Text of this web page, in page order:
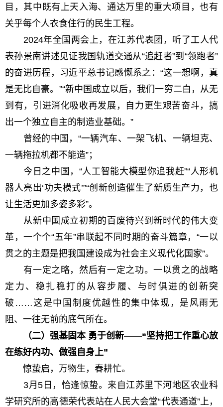
目，其中既有上天入海、通达万里的重大项目，也有
关乎每个人衣食住行的民生工程。
2024年全国两会上，在江苏代表团，听了工人代
表孙景南讲述见证我国轨道交通从“追赶者”到“领跑者”
的奋进历程，习近平总书记感慨系之：“这一想啊，真
是无比自豪。”“新中国成立以后，我们一穷二白，从无
到有，引进消化吸收再发展，自力更生艰苦奋斗，搞
出一个独立自主的制造业基础。”
曾经的中国，“一辆汽车、一架飞机、一辆坦克、
一辆拖拉机都不能造”；
今日之中国，“人工智能大模型你追我赶”“人形机
器人亮出‘功夫模式’”“创新创造催生了新质生产力，也
让生活更加多姿多彩”。
从新中国成立初期的百废待兴到新时代的伟大变
革，一个个“五年”串联起不同时期的奋斗篇章，“一以
贯之的主题是把我国建设成为社会主义现代化国家”。
有一定之略，然后有一定之功。一以贯之的战略
定力、稳扎稳打的从容步履、与时俱进的创新突
破……这是中国制度优越性的集中体现，是风雨无
阻、一往无前的底气所在。
（二）强基固本 勇于创新——“坚持把工作重心放
在练好内功、做强自身上”
惊蛰启，万物生，春耕忙。
3月5日，恰逢惊蛰。来自江苏里下河地区农业科
学研究所的高德荣代表站在人民大会堂“代表通道”上，